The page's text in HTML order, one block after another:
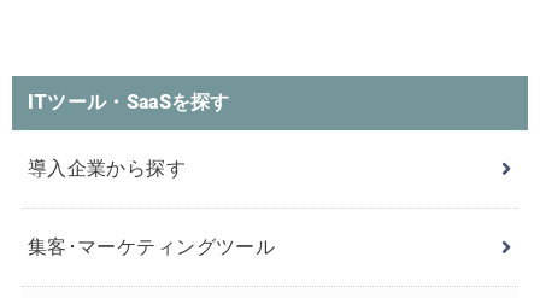
ITツール・SaaSを探す
導入企業から探す
集客･マーケティングツール